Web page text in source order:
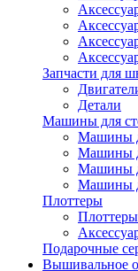
Запчасти для
Детали
Машины для
Машины
Машины
Машины
Машины
Плоттеры
Подарочные
Вышивальное